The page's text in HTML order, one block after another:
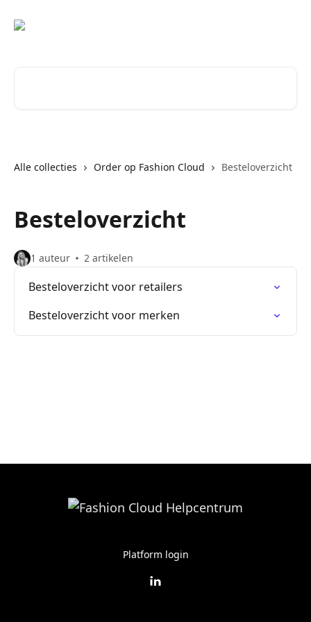
Alle collecties Order op Fashion Cloud Besteloverzicht
Besteloverzicht
1 auteur 2 artikelen
Besteloverzicht voor retailers
Besteloverzicht voor merken
Platform login